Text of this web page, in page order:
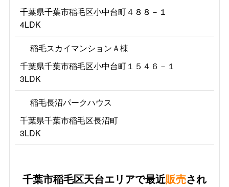
千葉県千葉市稲毛区小中台町４８８－１
4LDK
稲毛スカイマンションＡ棟
千葉県千葉市稲毛区小中台町１５４６－１
3LDK
稲毛長沼パークハウス
千葉県千葉市稲毛区長沼町
3LDK
千葉市稲毛区天台エリアで最近販売され